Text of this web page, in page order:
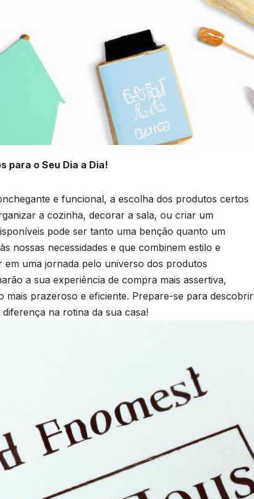
para o Seu Dia a Dia!
e funcional, a escolha dos produtos certos
a cozinha, decorar a sala, ou criar um
pode ⁢ser tanto uma ⁤benção ‍quanto um
nossas necessidades e que combinem estilo e
uma jornada ‌pelo universo dos ‌produtos
a sua experiência⁢ de compra⁣ mais assertiva,
mais prazeroso e⁤ eficiente. Prepare-se para descobrir
na rotina‌ da sua⁢ casa!